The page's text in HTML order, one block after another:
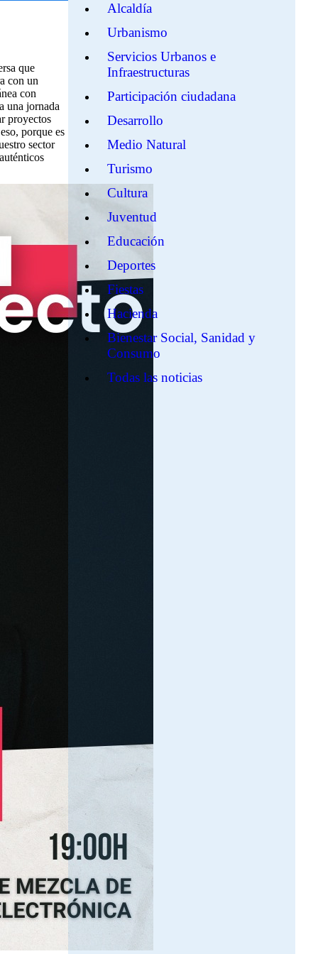
que
con un
con
una jornada
proyectos
porque es
sector
Alcaldía
Urbanismo
Servicios Urbanos e
Infraestructuras
Participación ciudadana
Desarrollo
Medio Natural
Turismo
Cultura
Juventud
Educación
Deportes
Fiestas
Hacienda
Bienestar Social, Sanidad y
Consumo
Todas las noticias